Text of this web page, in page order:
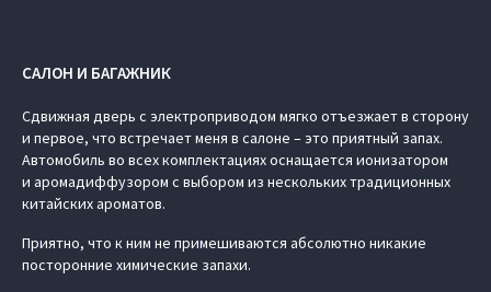
САЛОН И БАГАЖНИК
Сдвижная дверь с электроприводом мягко отъезжает в сторону
и первое, что встречает меня в салоне – это приятный запах.
Автомобиль во всех комплектациях оснащается ионизатором
и аромадиффузором с выбором из нескольких традиционных
китайских ароматов.
Приятно, что к ним не примешиваются абсолютно никакие
посторонние химические запахи.